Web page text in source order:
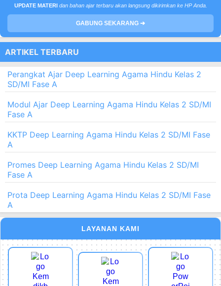
UPDATE MATERI dan bahan ajar terbaru akan langsung dikirimkan ke HP Anda.
GABUNG SEKARANG ➔
ARTIKEL TERBARU
Perangkat Ajar Deep Learning Agama Hindu Kelas 2
SD/MI Fase A
Modul Ajar Deep Learning Agama Hindu Kelas 2 SD/MI
Fase A
KKTP Deep Learning Agama Hindu Kelas 2 SD/MI Fase
A
Promes Deep Learning Agama Hindu Kelas 2 SD/MI
Fase A
Prota Deep Learning Agama Hindu Kelas 2 SD/MI Fase
A
LAYANAN KAMI